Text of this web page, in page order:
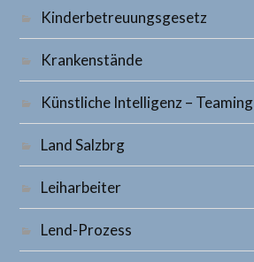
Kinderbetreuungsgesetz
Krankenstände
Künstliche Intelligenz – Teaming
Land Salzbrg
Leiharbeiter
Lend-Prozess